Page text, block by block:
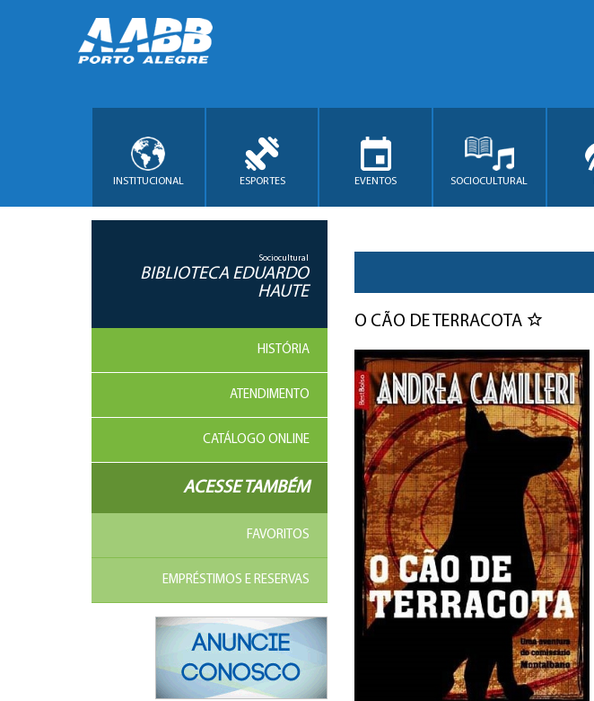
INSTITUCIONAL ESPORTES EVENTOS SOCIOCULTURAL
Sociocultural
BIBLIOTECA EDUARDO
HAUTE
HISTÓRIA
ATENDIMENTO
CATÁLOGO ONLINE
ACESSE TAMBÉM
FAVORITOS
EMPRÉSTIMOS E RESERVAS
O CÃO DE TERRACOTA